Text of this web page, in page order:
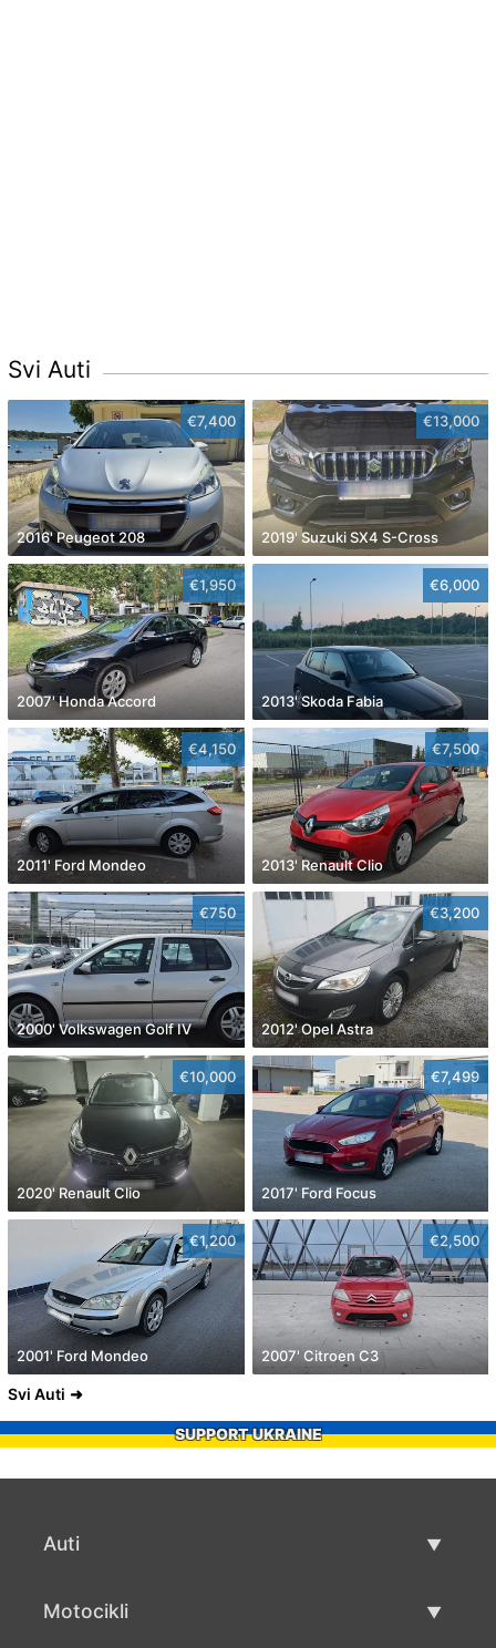
Svi Auti
€7,400
2016' Peugeot 208
€13,000
2019' Suzuki SX4 S-Cross
€1,950
2007' Honda Accord
€6,000
2013' Skoda Fabia
€4,150
2011' Ford Mondeo
€7,500
2013' Renault Clio
€750
2000' Volkswagen Golf IV
€3,200
2012' Opel Astra
€10,000
2020' Renault Clio
€7,499
2017' Ford Focus
€1,200
2001' Ford Mondeo
€2,500
2007' Citroen C3
Svi Auti
SUPPORT UKRAINE
Auti
Motocikli